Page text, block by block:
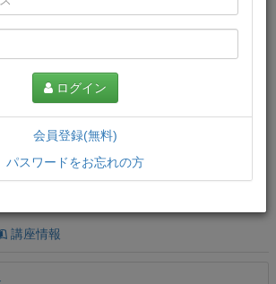
講座情報
ログイン
会員登録(無料)
パスワードをお忘れの方